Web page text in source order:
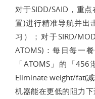
对于SIDD/SAID，重
置)进行精准导航并出
习）；对于SIRD/
ATOMS)：每日每一
「ATOMS」的「456
Eliminate weight/fat(
机器能在更低的阻力